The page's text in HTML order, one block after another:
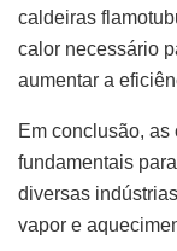
caldeiras
calor necessário
aumentar a
Em conclusão,
fundamentais
diversas
vapor e